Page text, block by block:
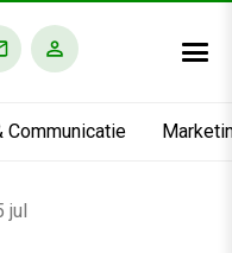
Communicatie
jul